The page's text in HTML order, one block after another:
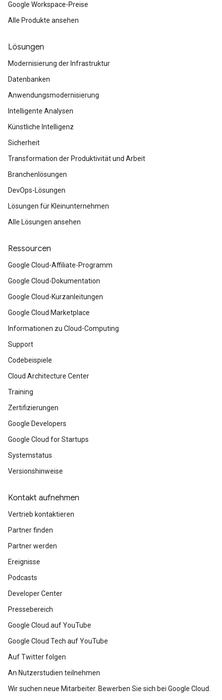
Google Workspace-Preise
Alle Produkte ansehen
Lösungen
Modernisierung der Infrastruktur
Datenbanken
Anwendungsmodernisierung
Intelligente Analysen
Künstliche Intelligenz
Sicherheit
Transformation der Produktivität und Arbeit
Branchenlösungen
DevOps-Lösungen
Lösungen für Kleinunternehmen
Alle Lösungen ansehen
Ressourcen
Google Cloud-Affiliate-Programm
Google Cloud-Dokumentation
Google Cloud-Kurzanleitungen
Google Cloud Marketplace
Informationen zu Cloud-Computing
Support
Codebeispiele
Cloud Architecture Center
Training
Zertifizierungen
Google Developers
Google Cloud for Startups
Systemstatus
Versionshinweise
Kontakt aufnehmen
Vertrieb kontaktieren
Partner finden
Partner werden
Ereignisse
Podcasts
Developer Center
Pressebereich
Google Cloud auf YouTube
Google Cloud Tech auf YouTube
Auf Twitter folgen
An Nutzerstudien teilnehmen
Wir suchen neue Mitarbeiter. Bewerben Sie sich bei Google Cloud.